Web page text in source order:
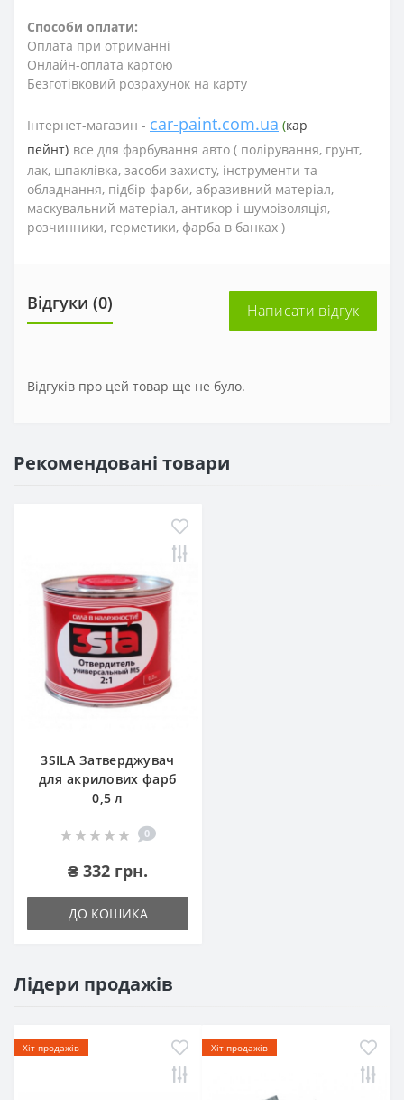
Способи оплати:
Оплата при отриманні
Онлайн-оплата картою
Безготівковий розрахунок на карту
Інтернет-магазин - car-paint.com.ua (кар
пейнт) все для фарбування авто ( полірування, грунт,
лак, шпаклівка, засоби захисту, інструменти та
обладнання, підбір фарби, абразивний матеріал,
маскувальний матеріал, антикор і шумоізоляція,
розчинники, герметики, фарба в банках )
Відгуки (0) Написати відгук
Відгуків про цей товар ще не було.
Рекомендовані товари
3SILA Затверджувач
для акрилових фарб
0,5 л
0
₴ 332 грн.
ДО КОШИКА
Лідери продажів
Хіт продажів Хіт продажів